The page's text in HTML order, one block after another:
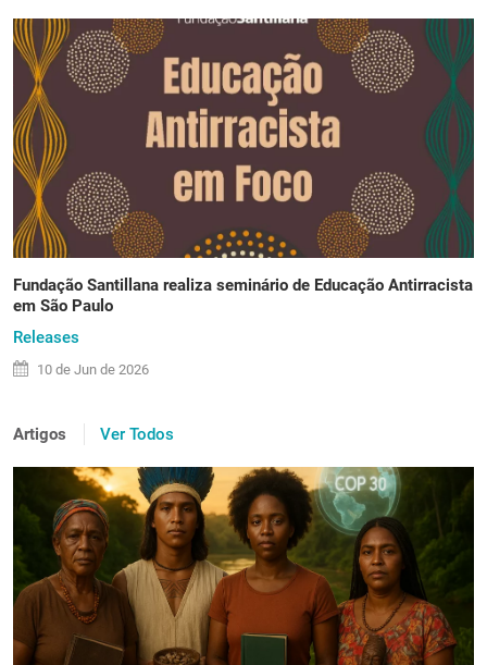
Fundação Santillana realiza seminário de Educação Antirracista
em São Paulo
Releases
10 de Jun de 2026
Artigos Ver Todos